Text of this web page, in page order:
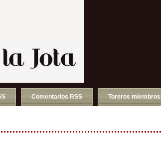
Comentarios RSS Toreros miembros